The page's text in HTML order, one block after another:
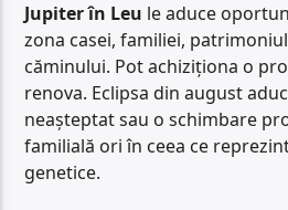
Jupiter în Leu le aduce
zona casei, familiei,
căminului. Pot achiziționa o
renova. Eclipsa din august
neașteptat sau o schimbare
familială ori în ceea ce
genetice.